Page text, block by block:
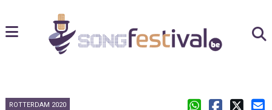
ROTTERDAM 2020